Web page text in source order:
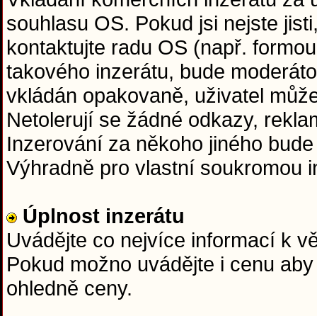
souhlasu OS. Pokud jsi nejste
kontaktujte radu OS (např.
takového inzerátu, bude
vkládán opakovaně, uživatel
Netolerují se žádné odkazy,
Inzerování za někoho jiného
Výhradně pro vlastní soukromou
Úplnost inzerátu
Uvádějte co nejvíce informací k
Pokud možno uvádějte i cenu
ohledně ceny.